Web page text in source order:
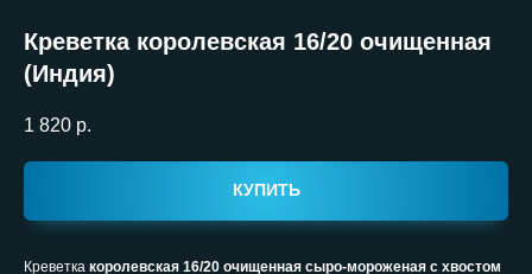
Креветка королевская 16/20 очищенная
(Индия)
1 820 р.
КУПИТЬ
Креветка королевская 16/20 очищенная сыро-мороженая с хвостом